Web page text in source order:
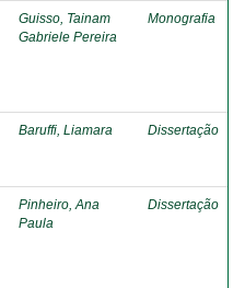
Guisso, Tainam
Gabriele Pereira
Monografia
Baruffi, Liamara Dissertação
Pinheiro, Ana
Paula
Dissertação